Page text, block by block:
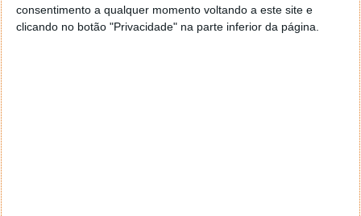
consentimento a qualquer momento voltando a este site e
clicando no botão "Privacidade" na parte inferior da página.
Irei trabalhar em sintonia com a equipa de
desenvolvimento de forma a nos certificarmos que